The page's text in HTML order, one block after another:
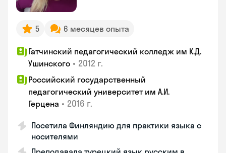
5 6 месяцев опыта
Гатчинский педагогический колледж им К.Д.
Ушинского • 2012 г.
Российский государственный
педагогический университет им А.И.
Герцена • 2016 г.
Посетила Финляндию для практики языка с
носителями